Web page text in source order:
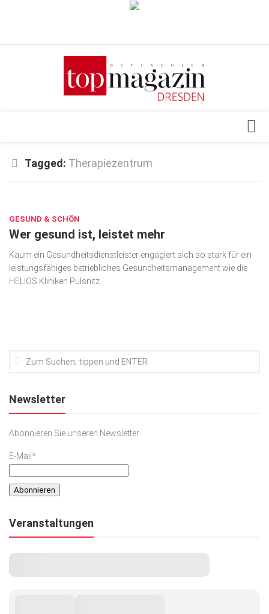
Verkaufsstellen
Top Gesundheitsforum Dresden / Ostsachsen
Geschäft
gesund & schön
Gesellschaft
Kunst & Kultur
SACHSEN IN PARIS
Tagged: Therapiezentrum
GESUND & SCHÖN
Wer gesund ist, leistet mehr
Kaum ein Gesundheitsdienstleister engagiert sich so stark für ein
leistungsfähiges betriebliches Gesundheitsmanagement wie die
HELIOS Kliniken Pulsnitz.
Newsletter
Abonnieren Sie unseren Newsletter
E-Mail*
Veranstaltungen